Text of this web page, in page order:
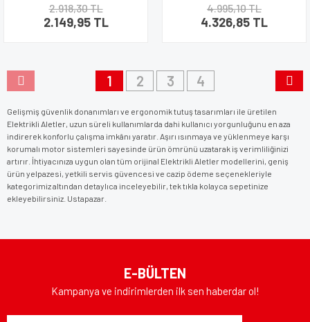
2.918,30 TL
2.149,95 TL
4.995,10 TL
4.326,85 TL
1 2 3 4
Gelişmiş güvenlik donanımları ve ergonomik tutuş tasarımları ile üretilen
Elektrikli Aletler, uzun süreli kullanımlarda dahi kullanıcı yorgunluğunu en aza
indirerek konforlu çalışma imkânı yaratır. Aşırı ısınmaya ve yüklenmeye karşı
korumalı motor sistemleri sayesinde ürün ömrünü uzatarak iş verimliliğinizi
artırır. İhtiyacınıza uygun olan tüm orijinal Elektrikli Aletler modellerini, geniş
ürün yelpazesi, yetkili servis güvencesi ve cazip ödeme seçenekleriyle
kategorimiz altından detaylıca inceleyebilir, tek tıkla kolayca sepetinize
ekleyebilirsiniz. Ustapazar.
E-BÜLTEN
Kampanya ve indirimlerden ilk sen haberdar ol!